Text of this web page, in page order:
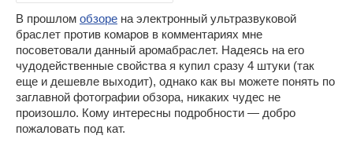
В прошлом обзоре на электронный ультразвуковой
браслет против комаров в комментариях мне
посоветовали данный аромабраслет. Надеясь на его
чудодейственные свойства я купил сразу 4 штуки (так
еще и дешевле выходит), однако как вы можете понять по
заглавной фотографии обзора, никаких чудес не
произошло. Кому интересны подробности — добро
пожаловать под кат.